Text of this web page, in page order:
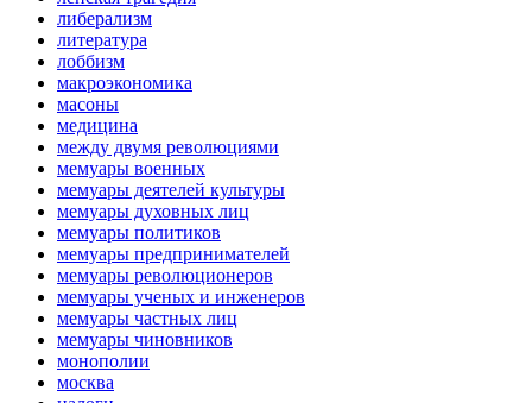
либерализм
литература
лоббизм
макроэкономика
масоны
медицина
между двумя революциями
мемуары военных
мемуары деятелей культуры
мемуары духовных лиц
мемуары политиков
мемуары предпринимателей
мемуары революционеров
мемуары ученых и инженеров
мемуары частных лиц
мемуары чиновников
монополии
москва